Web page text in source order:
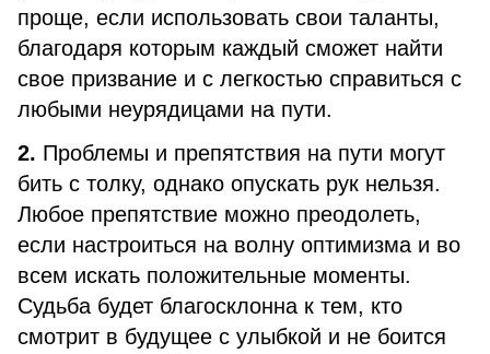
проще, если использовать свои таланты,
благодаря которым каждый сможет найти
свое призвание и с легкостью справиться с
любыми неурядицами на пути.
2. Проблемы и препятствия на пути могут
бить с толку, однако опускать рук нельзя.
Любое препятствие можно преодолеть,
если настроиться на волну оптимизма и во
всем искать положительные моменты.
Судьба будет благосклонна к тем, кто
смотрит в будущее с улыбкой и не боится